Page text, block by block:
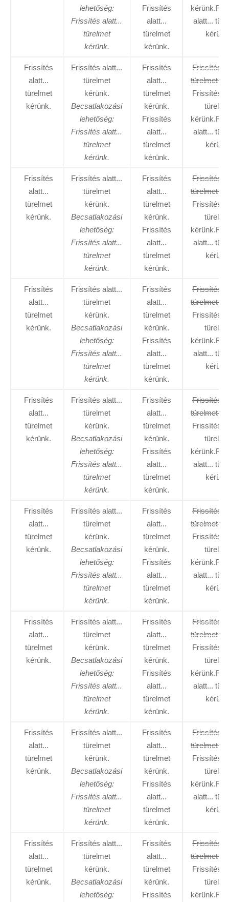
lehetőség:
Frissítés alatt...
türelmet
kérünk.
Frissítés
alatt...
türelmet
kérünk.
alatt...
Frissítés
alatt...
türelmet
kérünk.
Frissítés alatt...
türelmet
kérünk.
Becsatlakozási
lehetőség:
Frissítés alatt...
türelmet
kérünk.
Frissítés
alatt...
türelmet
kérünk.
Frissítés
alatt...
türelmet
kérünk.
Frissítés
türelmet
Frissítés
alatt...
Frissítés
alatt...
türelmet
kérünk.
Frissítés alatt...
türelmet
kérünk.
Becsatlakozási
lehetőség:
Frissítés alatt...
türelmet
kérünk.
Frissítés
alatt...
türelmet
kérünk.
Frissítés
alatt...
türelmet
kérünk.
Frissítés
türelmet
Frissítés
alatt...
Frissítés
alatt...
türelmet
kérünk.
Frissítés alatt...
türelmet
kérünk.
Becsatlakozási
lehetőség:
Frissítés alatt...
türelmet
kérünk.
Frissítés
alatt...
türelmet
kérünk.
Frissítés
alatt...
türelmet
kérünk.
Frissítés
türelmet
Frissítés
alatt...
Frissítés
alatt...
türelmet
kérünk.
Frissítés alatt...
türelmet
kérünk.
Becsatlakozási
lehetőség:
Frissítés alatt...
türelmet
kérünk.
Frissítés
alatt...
türelmet
kérünk.
Frissítés
alatt...
türelmet
kérünk.
Frissítés
türelmet
Frissítés
alatt...
Frissítés
alatt...
türelmet
kérünk.
Frissítés alatt...
türelmet
kérünk.
Becsatlakozási
lehetőség:
Frissítés alatt...
türelmet
kérünk.
Frissítés
alatt...
türelmet
kérünk.
Frissítés
alatt...
türelmet
kérünk.
Frissítés
türelmet
Frissítés
alatt...
Frissítés
alatt...
türelmet
kérünk.
Frissítés alatt...
türelmet
kérünk.
Becsatlakozási
lehetőség:
Frissítés alatt...
türelmet
kérünk.
Frissítés
alatt...
türelmet
kérünk.
Frissítés
alatt...
türelmet
kérünk.
Frissítés
türelmet
Frissítés
alatt...
Frissítés
alatt...
türelmet
kérünk.
Frissítés alatt...
türelmet
kérünk.
Becsatlakozási
lehetőség:
Frissítés alatt...
türelmet
kérünk.
Frissítés
alatt...
türelmet
kérünk.
Frissítés
alatt...
türelmet
kérünk.
Frissítés
türelmet
Frissítés
alatt...
Frissítés
alatt...
türelmet
kérünk.
Frissítés alatt...
türelmet
kérünk.
Becsatlakozási
lehetőség:
Frissítés
alatt...
türelmet
kérünk.
Frissítés
Frissítés
türelmet
Frissítés